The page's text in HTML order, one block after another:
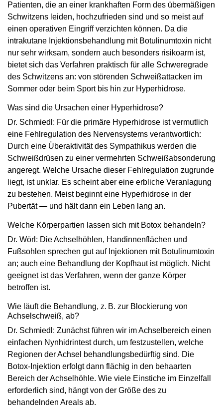
Patienten, die an einer krankhaften Form des übermäßigen
Schwitzens leiden, hochzufrieden sind und so meist auf
einen operativen Eingriff verzichten können. Da die
intrakutane Injektionsbehandlung mit Botulinumtoxin nicht
nur sehr wirksam, sondern auch besonders risikoarm ist,
bietet sich das Verfahren praktisch für alle Schweregrade
des Schwitzens an: von störenden Schweißattacken im
Sommer oder beim Sport bis hin zur Hyperhidrose.
Was sind die Ursachen einer Hyperhidrose?
Dr. Schmiedl: Für die primäre Hyperhidrose ist vermutlich
eine Fehlregulation des Nervensystems verantwortlich:
Durch eine Überaktivität des Sympathikus werden die
Schweißdrüsen zu einer vermehrten Schweißabsonderung
angeregt. Welche Ursache dieser Fehlregulation zugrunde
liegt, ist unklar. Es scheint aber eine erbliche Veranlagung
zu bestehen. Meist beginnt eine Hyperhidrose in der
Pubertät — und hält dann ein Leben lang an.
Welche Körperpartien lassen sich mit Botox behandeln?
Dr. Wörl: Die Achselhöhlen, Handinnenflächen und
Fußsohlen sprechen gut auf Injektionen mit Botulinumtoxin
an; auch eine Behandlung der Kopfhaut ist möglich. Nicht
geeignet ist das Verfahren, wenn der ganze Körper
betroffen ist.
Wie läuft die Behandlung, z. B. zur ­Blockierung von
Achselschweiß, ab?
Dr. Schmiedl: Zunächst führen wir im Achselbereich einen
einfachen Nynhidrintest durch, um festzustellen, welche
Regionen der Achsel behandlungsbedürftig sind. Die
Botox-Injektion erfolgt dann flächig in den behaarten
Bereich der Achselhöhle. Wie viele Einstiche im Einzelfall
erforderlich sind, hängt von der Größe des zu
behandelnden Areals ab.